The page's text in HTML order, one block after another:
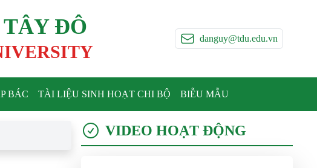
ĐÔ danguy@tdu.edu.vn
BÁC TÀI LIỆU SINH HOẠT CHI BỘ BIỄU MẪU
VIDEO HOẠT ĐỘNG